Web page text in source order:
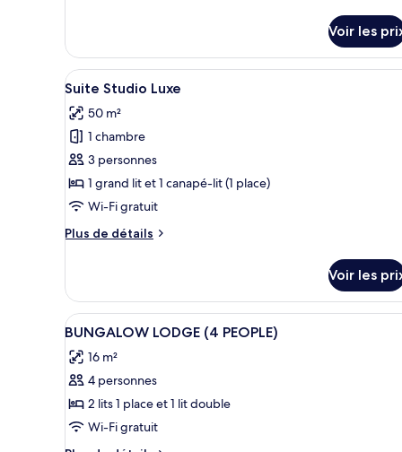
le
type
de
Tente
Classique
Voir les
Afficher
toutes
les
photos
pour
ce
type
chambre :
Luxe
Une chambre à coucher
1
Suite Studio Luxe
50 m²
1 chambre
3 personnes
1 grand lit et 1 canapé-lit (1 place)
Wi-Fi gratuit
Plus de détails
Plus
le
type
de
Suite
Studio
Voir les
Afficher
toutes
les
photos
pour
ce
type
Literie de qualité supérieure,
4
BUNGALOW LODGE (4 PEOPLE)
16 m²
4 personnes
2 lits 1 place et 1 lit double
Wi-Fi gratuit